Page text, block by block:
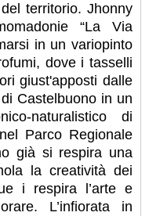
territorio. Jhonny
“La Via
in un variopinto
dove i tasselli
giust'apposti dalle
Castelbuono in un
naturalistico di
Parco Regionale
già si respira una
la creatività dei
i respira l’arte e
L’infiorata in